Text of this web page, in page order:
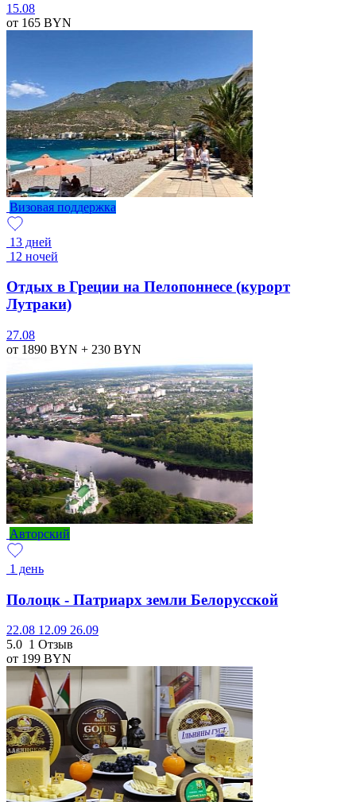
15.08
от 165 BYN
Визовая поддержка
13 дней
12 ночей
Отдых в Греции на Пелопоннесе (курорт
Лутраки)
27.08
от 1890 BYN + 230 BYN
Авторский
1 день
Полоцк - Патриарх земли Белорусской
22.08 12.09 26.09
5.0 1 Отзыв
от 199 BYN